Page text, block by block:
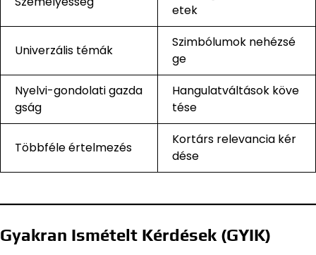
etek
Univerzális témák
Szimbólumok nehézsé
ge
Nyelvi-gondolati gazda
gság
Hangulatváltások köve
tése
Többféle értelmezés
Kortárs relevancia kér
dése
Gyakran Ismételt Kérdések (GYIK)